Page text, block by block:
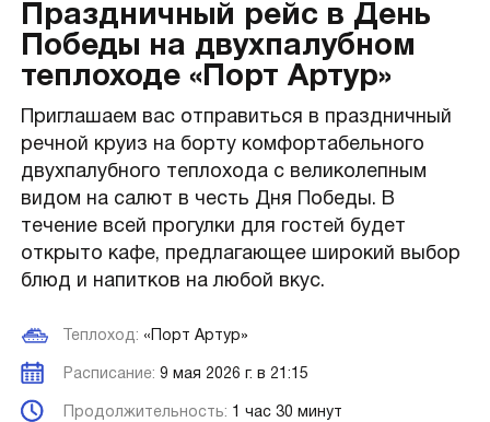
Праздничный рейс в День
Победы на двухпалубном
теплоходе «Порт Артур»
Приглашаем вас отправиться в праздничный
речной круиз на борту комфортабельного
двухпалубного теплохода с великолепным
видом на салют в честь Дня Победы. В
течение всей прогулки для гостей будет
открыто кафе, предлагающее широкий выбор
блюд и напитков на любой вкус.
Теплоход: «Порт Артур»
Расписание: 9 мая 2026 г. в 21:15
Продолжительность: 1 час 30 минут